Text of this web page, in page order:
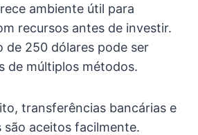
ambiente útil para
recursos antes de investir.
de 250 dólares pode ser
de múltiplos métodos.
transferências bancárias e
aceitos facilmente.